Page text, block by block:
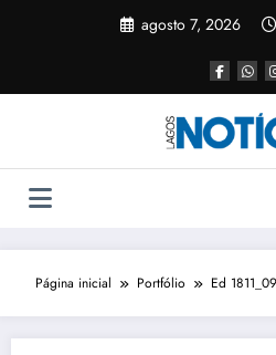
agosto 7, 2026
Página inicial Portfólio Ed